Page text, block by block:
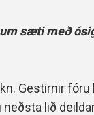
sæti með
Gestirnir
lið